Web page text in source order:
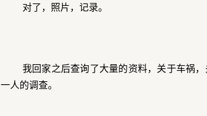
对了，照片，记录。
我回家之后查询了大量的资料，关于车祸
一人的调查。